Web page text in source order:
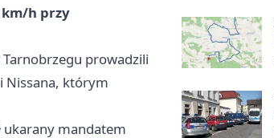
km/h przy
prowadzili
Nissana, którym
ukarany mandatem